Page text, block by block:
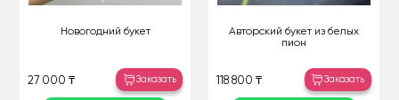
Новогодний букет
27 000 ₸ Заказать
Авторский букет из белых
пион
118 800 ₸ Заказать